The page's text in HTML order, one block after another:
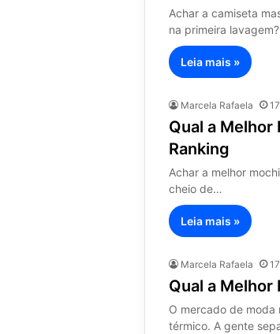
Achar a camiseta
na primeira
Leia mais »
Marcela Rafaela
Qual a
Ranking
Achar a melhor
cheio de…
Leia mais »
Marcela Rafaela
Qual a Melhor
O mercado de moda
térmico. A gente